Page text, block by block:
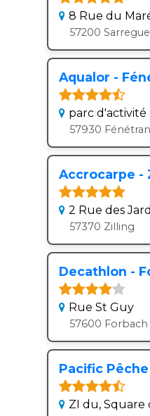
8 Rue du
57200
Aqualor -
parc d'activité
57930
Accrocarpe -
2 Rue des
57370 Zilling
Decathlon -
Rue St Guy
57600 Forbach
Pacific
ZI du, Square